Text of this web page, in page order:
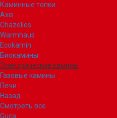
Каминные топки
Axis
Chazelles
Warmhaus
Ecokamin
Биокамины
Электрические камины
Газовые камины
Печи
Назад
Смотреть все
Guca